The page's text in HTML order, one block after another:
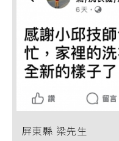
屏東縣 梁先生